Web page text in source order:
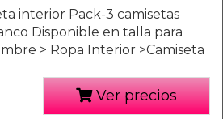
interior Pack-3 camisetas
Disponible en talla para
> Ropa Interior >Camiseta
Ver precios